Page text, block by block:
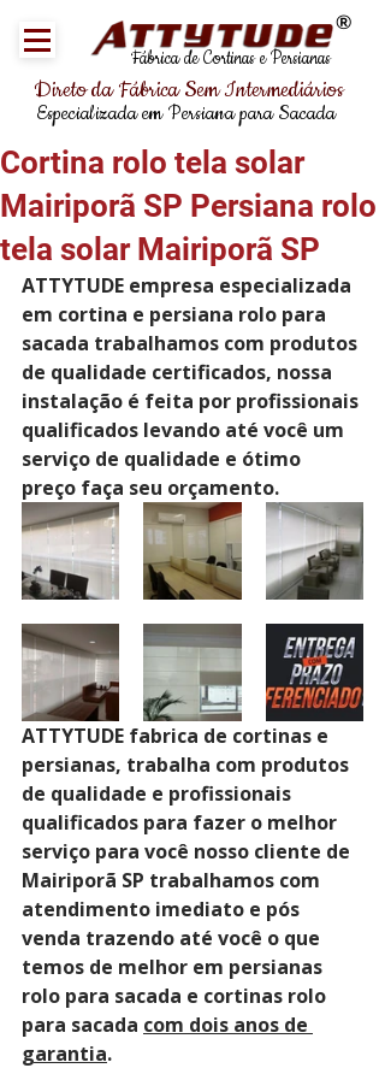
Fábrica de Cortinas e Persianas
®
Direto da Fábrica Sem Intermediários
Especializada em Persiana para Sacada
Cortina rolo tela solar
Mairiporã SP Persiana rolo
tela solar Mairiporã SP
ATTYTUDE empresa especializada
em cortina e persiana rolo para
sacada trabalhamos com produtos
de qualidade certificados, nossa
instalação é feita por profissionais
qualificados levando até você um
serviço de qualidade e ótimo
preço faça seu orçamento.
ATTYTUDE fabrica de cortinas e
persianas, trabalha com produtos
de qualidade e profissionais
qualificados para fazer o melhor
serviço para você nosso cliente de
Mairiporã SP trabalhamos com
atendimento imediato e pós
venda trazendo até você o que
temos de melhor em persianas
rolo para sacada e cortinas rolo
para sacada com dois anos de
garantia.